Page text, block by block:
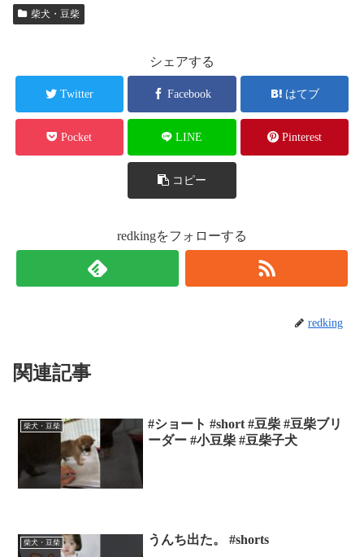
柴犬・豆柴
シェアする
Twitter Facebook はてブ
Pocket LINE Pinterest
コピー
redkingをフォローする
redking
関連記事
柴犬・豆柴
#ショート #short #豆柴 #豆柴ブリ
ーダー #小豆柴 #豆柴子犬
柴犬・豆柴 うんち出た。 #shorts